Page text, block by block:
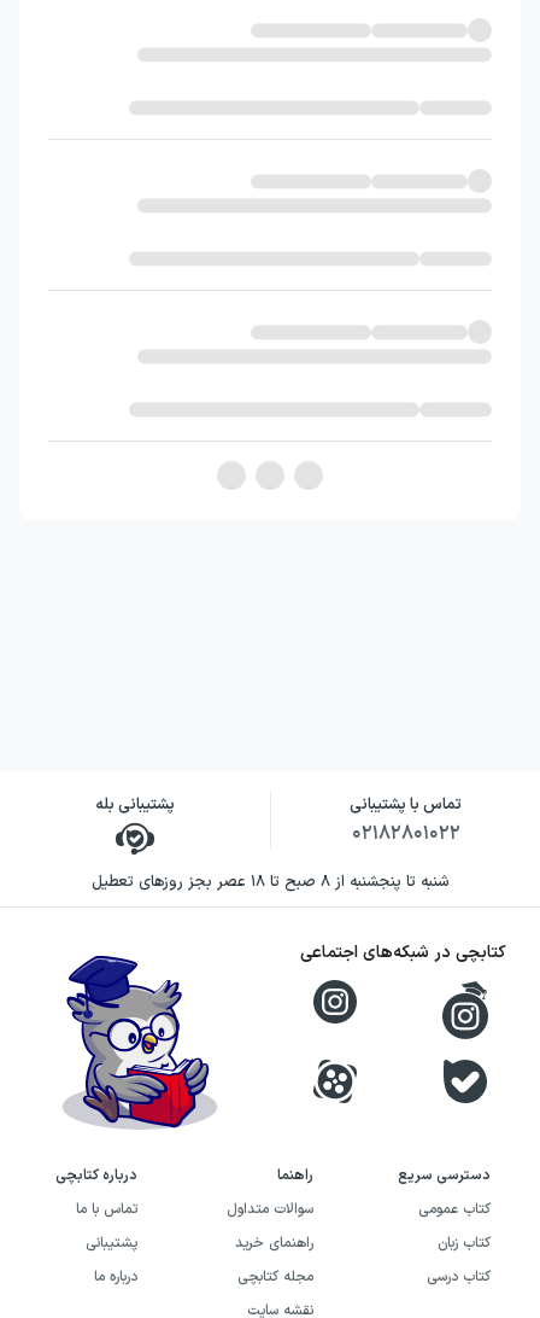
تماس با پشتیبانی
۰۲۱۸۲۸۰۱۰۲۲
پشتیبانی بله
شنبه تا پنجشنبه از ۸ صبح تا ۱۸ عصر بجز روزهای تعطیل
دسترسی سریع
کتاب عمومی
کتاب زبان
کتاب درسی
راهنما
سوالات متداول
راهنمای خرید
مجله کتابچی
نقشه سایت
درباره کتابچی
تماس با ما
پشتیبانی
درباره ما
کتابچی در شبکه‌های اجتماعی